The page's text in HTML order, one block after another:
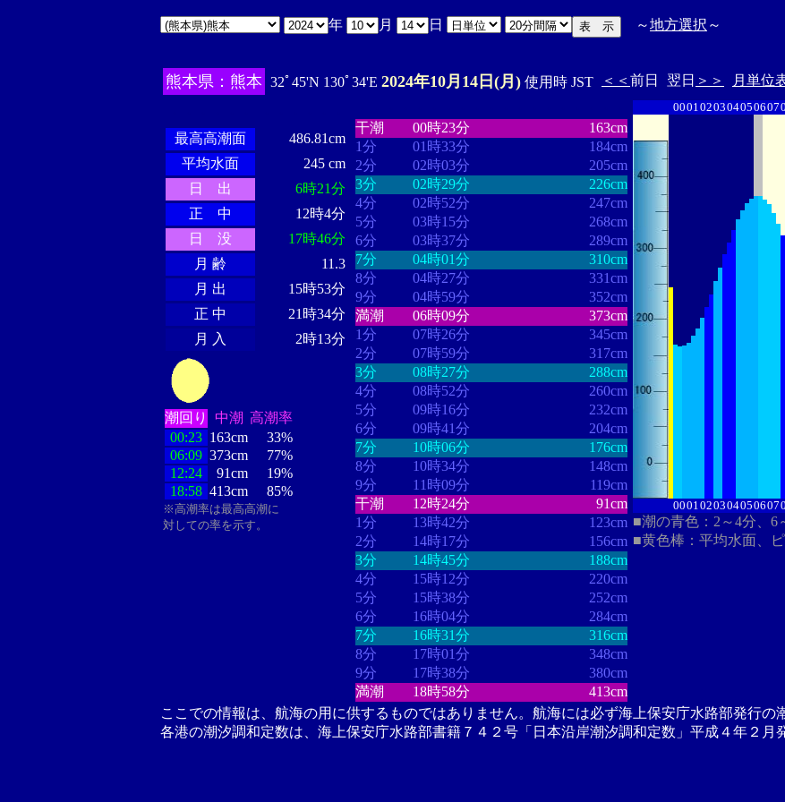
年 月 日 ～地方選択 ～
熊本県：熊本 32ﾟ45'N 130ﾟ34'E 2024年10月14日(月) 使用時 JST ＜＜ 前日 翌日 ＞＞ 月単位
最高高潮面
486.81cm
平均水面
245 cm
日 出
6時21分
正 中
12時4分
日 没
17時46分
月 齢
11.3
月 出
15時53分
正 中
21時34分
月 入
2時13分
潮回り 中潮 高潮率
00:23 163cm
33%
06:09 373cm
77%
12:24
91cm
19%
18:58 413cm 85%
※高潮率は最高高潮に
対しての率を示す。
干潮
00時23分
163cm
1分
01時33分
184cm
2分
02時03分
205cm
3分
02時29分
226cm
4分
02時52分
247cm
5分
03時15分
268cm
6分
03時37分
289cm
7分
04時01分
310cm
8分
04時27分
331cm
9分
04時59分
352cm
満潮
06時09分
373cm
1分
07時26分
345cm
2分
07時59分
317cm
3分
08時27分
288cm
4分
08時52分
260cm
5分
09時16分
232cm
6分
09時41分
204cm
7分
10時06分
176cm
8分
10時34分
148cm
9分
11時09分
119cm
干潮
12時24分
91cm
1分
13時42分
123cm
2分
14時17分
156cm
3分
14時45分
188cm
4分
15時12分
220cm
5分
15時38分
252cm
6分
16時04分
284cm
7分
16時31分
316cm
8分
17時01分
348cm
9分
17時38分
380cm
満潮
18時58分 413cm
0001020304050607
0001020304050607
■潮の青色：2～4分、6
■黄色棒：平均水面、
ここでの情報は、航海の用に供するものではありません。航海には必ず海上保安庁水路部発行の
各港の潮汐調和定数は、海上保安庁水路部書籍７４２号「日本沿岸潮汐調和定数」平成４年２月